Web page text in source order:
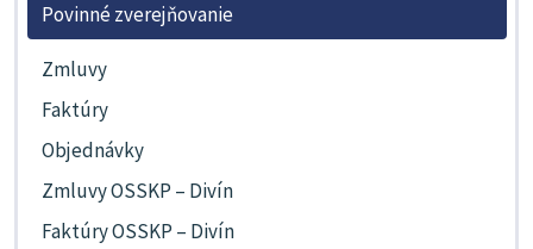
Povinné zverejňovanie
Zmluvy
Faktúry
Objednávky
Zmluvy OSSKP – Divín
Faktúry OSSKP – Divín